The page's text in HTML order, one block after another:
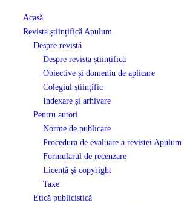
Acasă
Revista științifică Apulum
Despre revistă
Despre revista științifică
Obiective și domeniu de aplicare
Colegiul științific
Indexare și arhivare
Pentru autori
Norme de publicare
Procedura de evaluare a revistei Apulum
Formularul de recenzare
Licență și copyright
Taxe
Etică publicistică